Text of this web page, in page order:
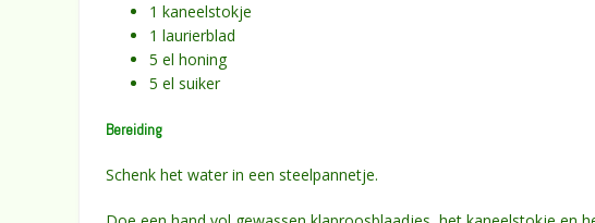
1 kaneelstokje
1 laurierblad
5 el honing
5 el suiker
Bereiding
Schenk het water in een steelpannetje.